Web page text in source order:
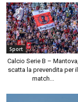
Sport
Calcio Serie B – Mantova,
scatta la prevendita per il
match...